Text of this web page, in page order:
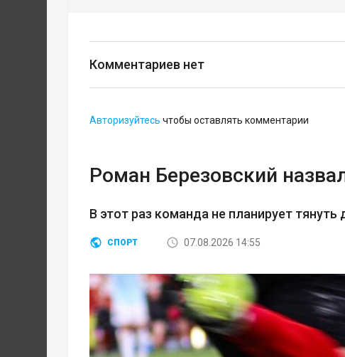
Комментариев нет
Авторизуйтесь чтобы оставлять комментарии
Роман Березовский
В этот раз команда не планирует тянуть
СПОРТ 07.08.2026 14:55